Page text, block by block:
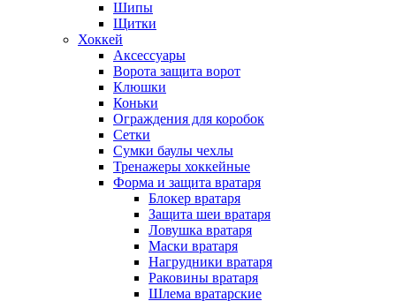
Шипы
Щитки
Хоккей
Аксессуары
Ворота защита ворот
Клюшки
Коньки
Ограждения для коробок
Сетки
Сумки баулы чехлы
Тренажеры хоккейные
Форма и защита вратаря
Блокер вратаря
Защита шеи вратаря
Ловушка вратаря
Маски вратаря
Нагрудники вратаря
Раковины вратаря
Шлема вратарские